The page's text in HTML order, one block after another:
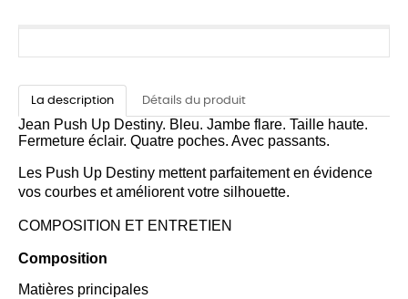
La description Détails du produit
Jean Push Up Destiny. Bleu. Jambe flare. Taille haute.
Fermeture éclair. Quatre poches. Avec passants.
Les Push Up Destiny mettent parfaitement en évidence
vos courbes et améliorent votre silhouette.
COMPOSITION ET ENTRETIEN
Composition
Matières principales